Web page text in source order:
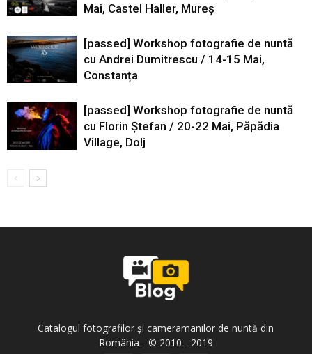
Mai, Castel Haller, Mureș
[passed] Workshop fotografie de nuntă
cu Andrei Dumitrescu / 14-15 Mai,
Constanța
[passed] Workshop fotografie de nuntă
cu Florin Ștefan / 20-22 Mai, Păpădia
Village, Dolj
Catalogul fotografilor și cameramanilor de nuntă din
România - © 2010 - 2019